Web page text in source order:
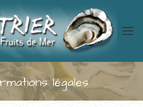
légales
Vous êtes ici :